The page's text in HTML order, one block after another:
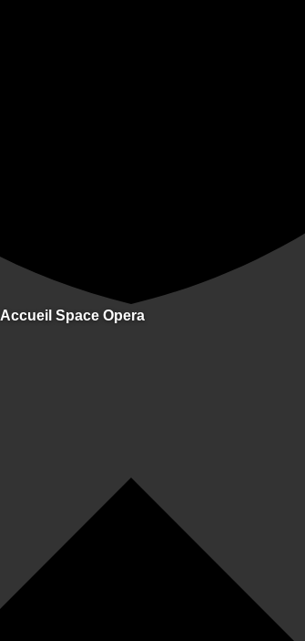
Accueil Space Opera